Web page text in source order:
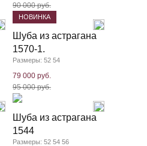
90 000 руб.
НОВИНКА
Шуба из астрагана
1570-1.
Размеры: 52 54
79 000 руб.
95 000 руб.
Шуба из астрагана
1544
Размеры: 52 54 56